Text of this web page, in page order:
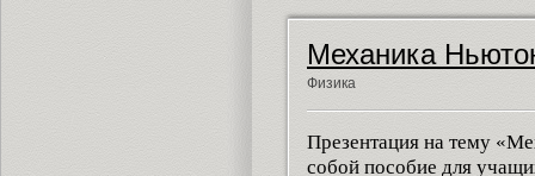
Механика
Физика
Презентация на тему
собой пособие для